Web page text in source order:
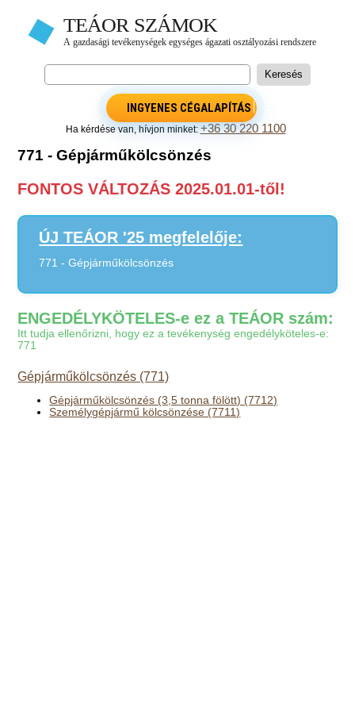
INGYENES CÉGALAPÍTÁS
Ha kérdése van, hívjon minket:+36 30 220 1100
771 - Gépjárműkölcsönzés
FONTOS VÁLTOZÁS 2025.01.01-től!
ÚJ TEÁOR '25 megfelelője:
771 - Gépjárműkölcsönzés
ENGEDÉLYKÖTELES-e ez a TEÁOR szám:
Itt tudja ellenőrizni, hogy ez a tevékenység engedélyköteles-e:
771
Gépjárműkölcsönzés (771)
Gépjárműkölcsönzés (3,5 tonna fölött) (7712)
Személygépjármű kölcsönzése (7711)